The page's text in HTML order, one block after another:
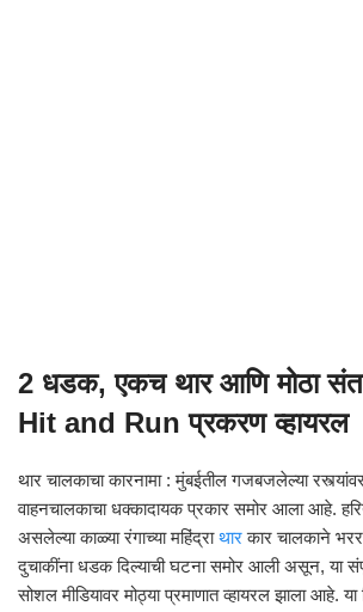
2 धडक, एकच थार आणि मोठा
Hit and Run प्रकरण व्हायरल
थार चालकाचा कारनामा : मुंबईतील गजबजलेल्या
वाहनचालकाचा धक्कादायक प्रकार समोर आला आहे.
असलेल्या काळ्या रंगाच्या महिंद्राथारकार चालकाने
दुचाकींना धडक दिल्याची घटना समोर आली असून, या
सोशल मीडियावर मोठ्या प्रमाणात व्हायरल झाला आहे.